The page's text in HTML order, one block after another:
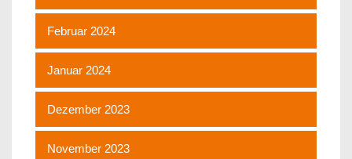
Februar 2024
Januar 2024
Dezember 2023
November 2023